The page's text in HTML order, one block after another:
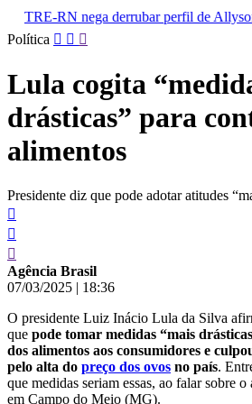
perfil de Allyson e mantém
Pular
conteúdo
Política
Lula cogita
drásticas” para
alimentos
Presidente diz que pode adotar atitudes
Agência Brasil
07/03/2025 | 18:36
O presidente Luiz Inácio Lula da Silva
que pode tomar medidas “mais
dos alimentos aos consumidores e
pelo alta do preço dos ovos no país.
que medidas seriam essas, ao falar sobre
em Campo do Meio (MG).